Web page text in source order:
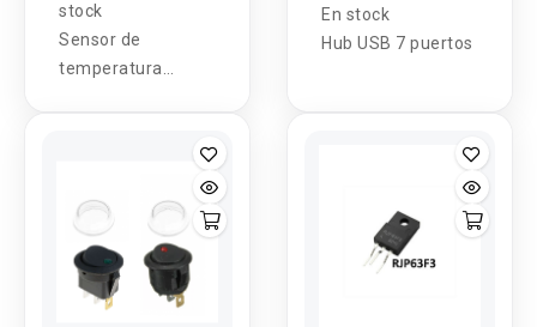
stock
Sensor de
temperatura
En stock
Hub USB 7 puertos